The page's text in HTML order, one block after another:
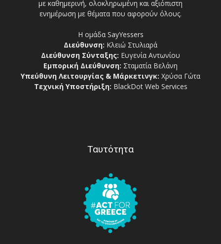
με καθημερινή, ολοκληρωμένη και αξιόπιστη
ενημέρωση με θέματα που αφορούν όλους.
Η ομάδα SayYessers
Διεύθυνση: Κλειώ Στυλιαρά
Διεύθυνση Σύνταξης: Ευγενία Αντωνίου
Εμπορική Διεύθυνση: Σταματία Βελάνη
Υπεύθυνη Λειτουργίας & Μάρκετινγκ: Χρύσα Γώτα
Τεχνική Υποστήριξη: BlackDot Web Services
Ταυτότητα